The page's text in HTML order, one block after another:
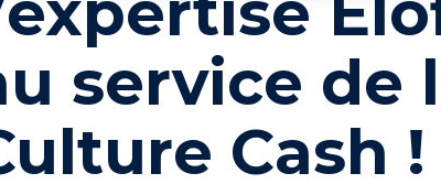
service de
Cash !